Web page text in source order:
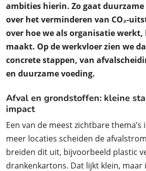
ambities hierin. Zo gaat
over het verminderen van CO₂-
over hoe we als organisatie werkt,
maakt. Op de werkvloer zien we
concrete stappen, van
en duurzame voeding.
Afval en grondstoffen: kleine
impact
Een van de meest zichtbare thema’s
meer locaties scheiden de
breiden dit uit, bijvoorbeeld plastic
drankenkartons. Dat lijkt klein, maar